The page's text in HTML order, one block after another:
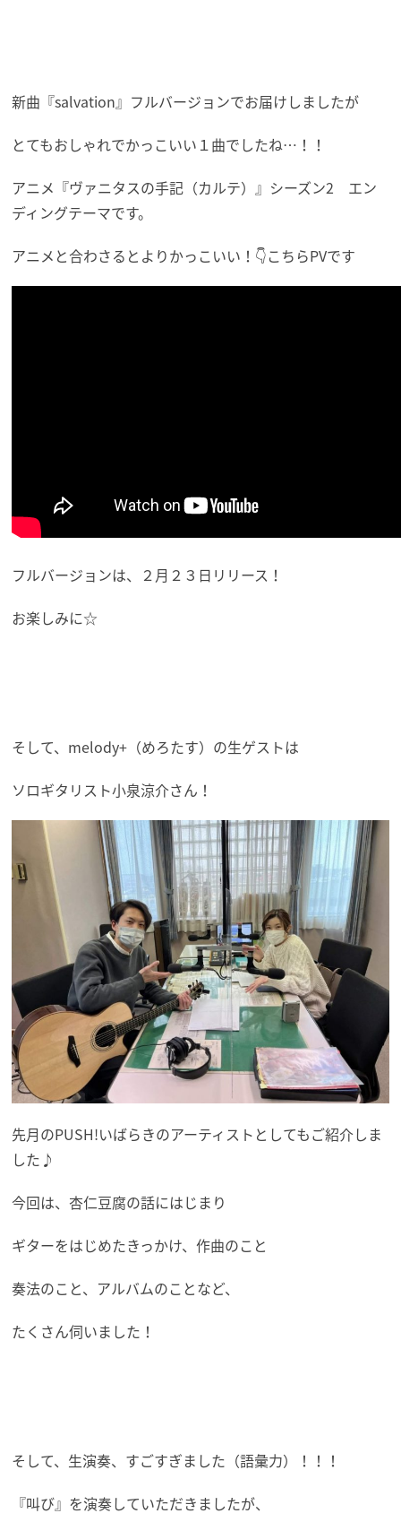
新曲『salvation』フルバージョンでお届けしましたが
とてもおしゃれでかっこいい１曲でしたね…！！
アニメ『ヴァニタスの手記（カルテ）』シーズン2 エン
ディングテーマです。
アニメと合わさるとよりかっこいい！👇こちらPVです
フルバージョンは、２月２３日リリース！
お楽しみに☆
そして、melody+（めろたす）の生ゲストは
ソロギタリスト小泉涼介さん！
先月のPUSH!いばらきのアーティストとしてもご紹介しま
した♪
今回は、杏仁豆腐の話にはじまり
ギターをはじめたきっかけ、作曲のこと
奏法のこと、アルバムのことなど、
たくさん伺いました！
そして、生演奏、すごすぎました（語彙力）！！！
『叫び』を演奏していただきましたが、